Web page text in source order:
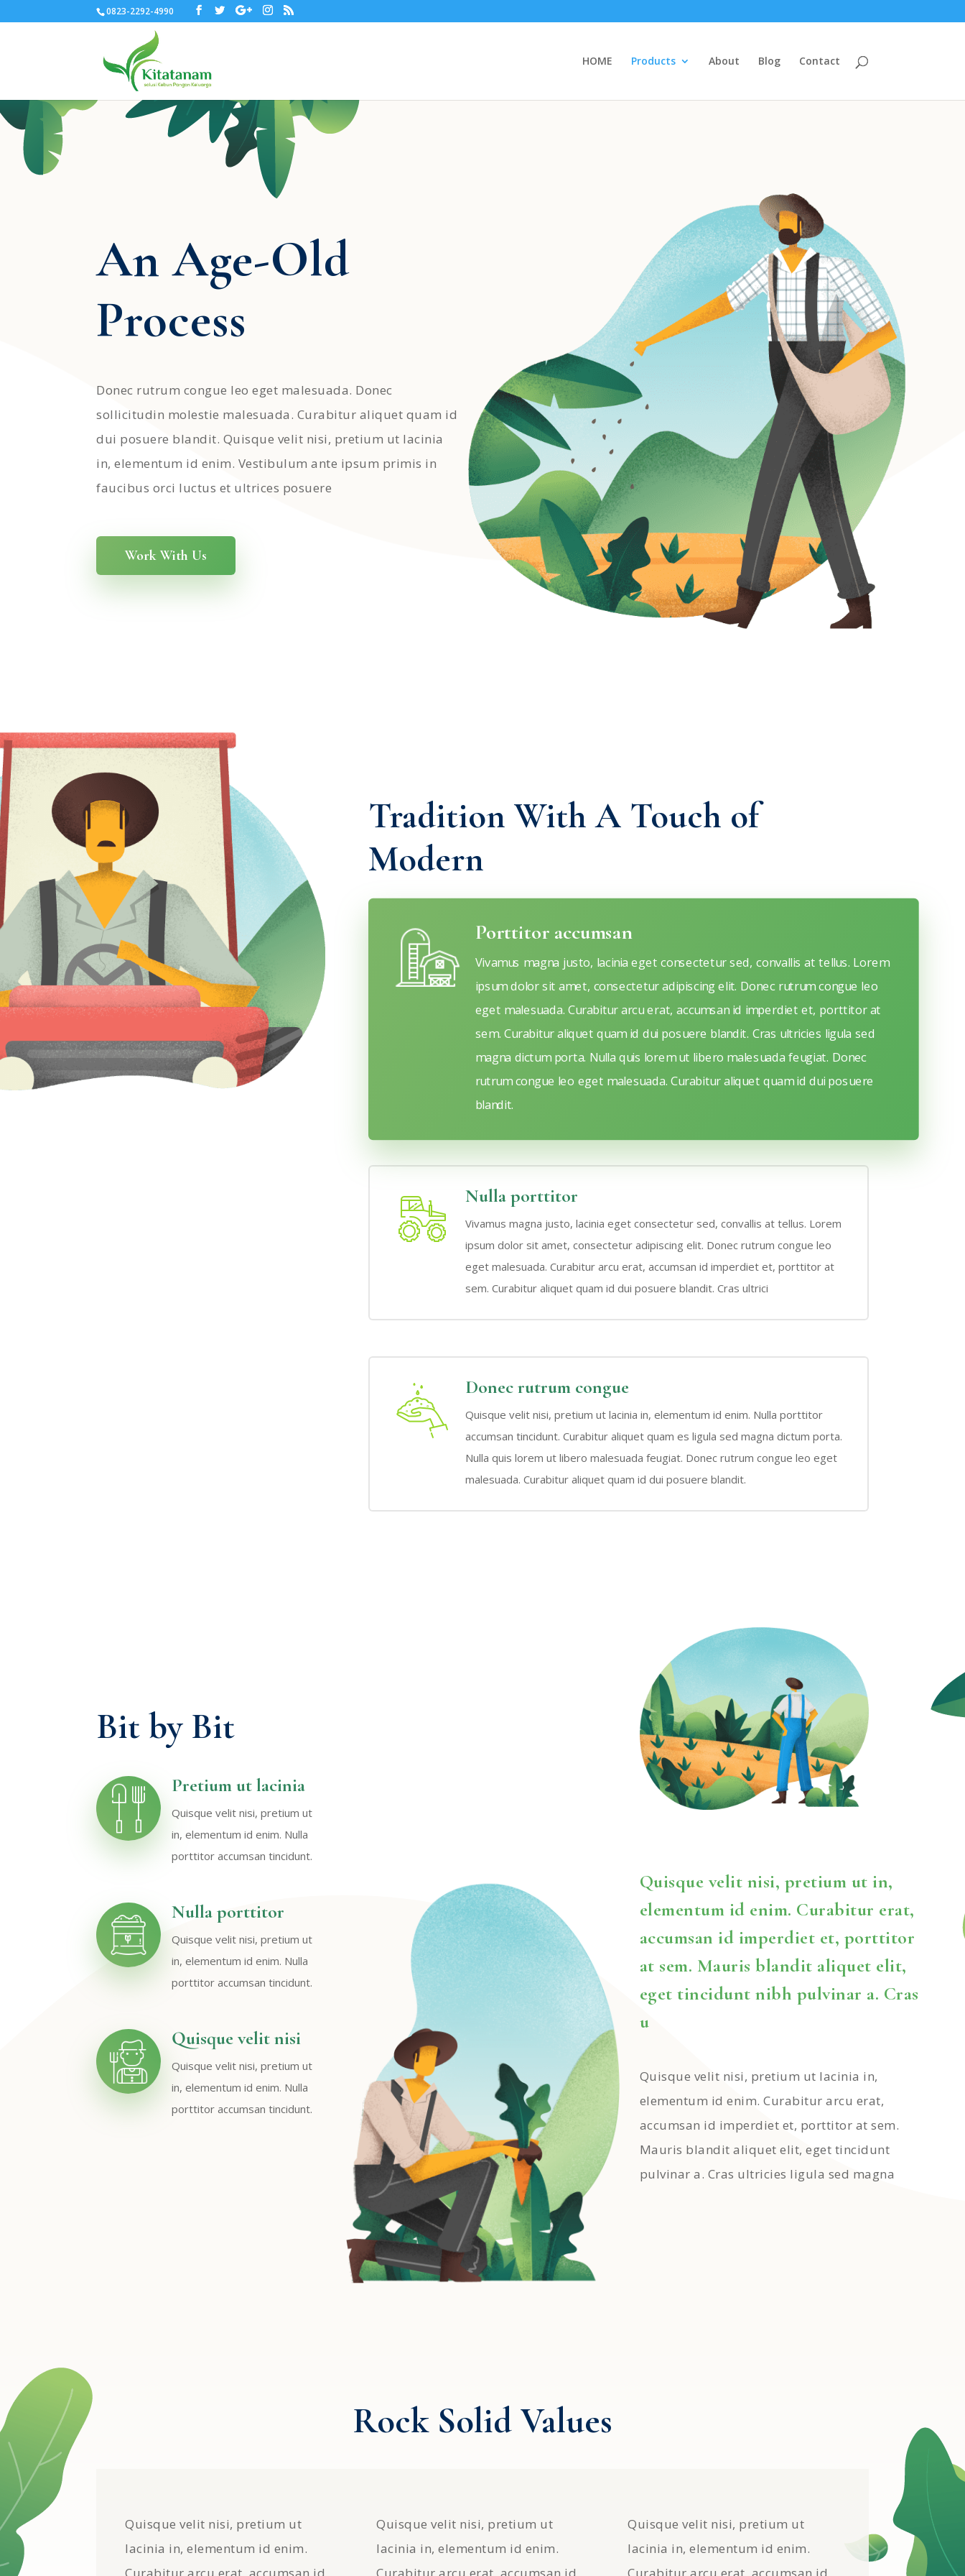
0823-2292-4990
HOME Products About Blog Contact
An Age-Old
Process
Donec rutrum congue leo eget malesuada. Donec
sollicitudin molestie malesuada. Curabitur aliquet quam id
dui posuere blandit. Quisque velit nisi, pretium ut lacinia
in, elementum id enim. Vestibulum ante ipsum primis in
faucibus orci luctus et ultrices posuere
Work With Us
Tradition With A Touch of
Modern
Porttitor accumsan
Vivamus magna justo, lacinia eget consectetur sed, convallis at tellus. Lorem
ipsum dolor sit amet, consectetur adipiscing elit. Donec rutrum congue leo
eget malesuada. Curabitur arcu erat, accumsan id imperdiet et, porttitor at
sem. Curabitur aliquet quam id dui posuere blandit. Cras ultricies ligula sed
magna dictum porta. Nulla quis lorem ut libero malesuada feugiat. Donec
rutrum congue leo eget malesuada. Curabitur aliquet quam id dui posuere
blandit.
Nulla porttitor
Vivamus magna justo, lacinia eget consectetur sed, convallis at tellus. Lorem
ipsum dolor sit amet, consectetur adipiscing elit. Donec rutrum congue leo
eget malesuada. Curabitur arcu erat, accumsan id imperdiet et, porttitor at
sem. Curabitur aliquet quam id dui posuere blandit. Cras ultrici
Donec rutrum congue
Quisque velit nisi, pretium ut lacinia in, elementum id enim. Nulla porttitor
accumsan tincidunt. Curabitur aliquet quam es ligula sed magna dictum porta.
Nulla quis lorem ut libero malesuada feugiat. Donec rutrum congue leo eget
malesuada. Curabitur aliquet quam id dui posuere blandit.
Bit by Bit
Pretium ut lacinia
Quisque velit nisi, pretium ut
in, elementum id enim. Nulla
porttitor accumsan tincidunt.
Nulla porttitor
Quisque velit nisi, pretium ut
in, elementum id enim. Nulla
porttitor accumsan tincidunt.
Quisque velit nisi
Quisque velit nisi, pretium ut
in, elementum id enim. Nulla
porttitor accumsan tincidunt.
Quisque velit nisi, pretium ut in,
elementum id enim. Curabitur erat,
accumsan id imperdiet et, porttitor
at sem. Mauris blandit aliquet elit,
eget tincidunt nibh pulvinar a. Cras
u
Quisque velit nisi, pretium ut lacinia in,
elementum id enim. Curabitur arcu erat,
accumsan id imperdiet et, porttitor at sem.
Mauris blandit aliquet elit, eget tincidunt
pulvinar a. Cras ultricies ligula sed magna
Rock Solid Values
Quisque velit nisi, pretium ut
lacinia in, elementum id enim.
Quisque velit nisi, pretium ut
lacinia in, elementum id enim.
Quisque velit nisi, pretium ut
lacinia in, elementum id enim.